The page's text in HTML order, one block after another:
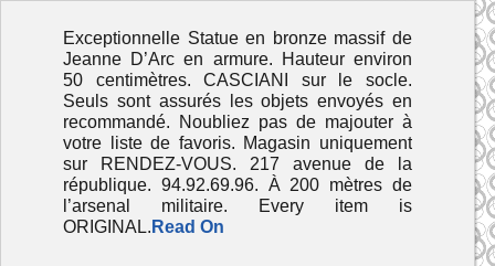
Exceptionnelle Statue en bronze massif de
Jeanne D’Arc en armure. Hauteur environ
50 centimètres. CASCIANI sur le socle.
Seuls sont assurés les objets envoyés en
recommandé. Noubliez pas de majouter à
votre liste de favoris. Magasin uniquement
sur RENDEZ-VOUS. 217 avenue de la
république. 94.92.69.96. À 200 mètres de
l’arsenal militaire. Every item is
ORIGINAL. Read On